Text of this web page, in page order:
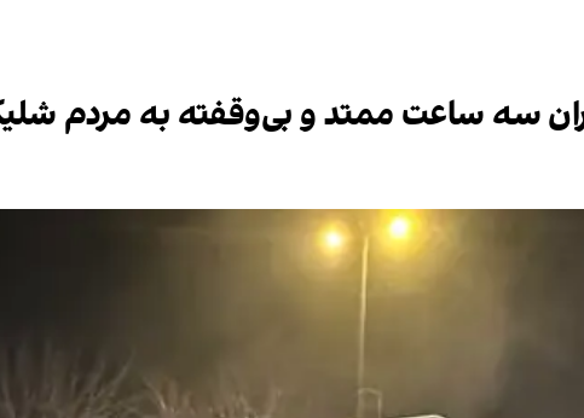
سه ساعت ممتد و بی‌وقفته به مردم